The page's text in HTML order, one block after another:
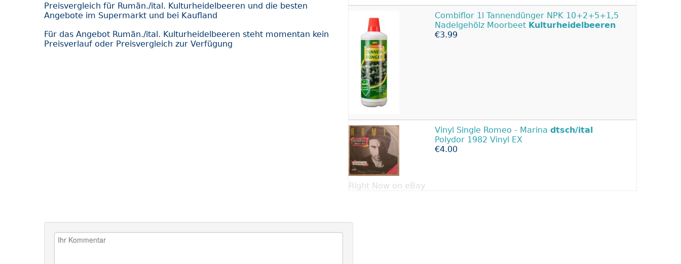
Preisvergleich für Rumän./ital. Kulturheidelbeeren und die besten
Angebote im Supermarkt und bei Kaufland
Für das Angebot Rumän./ital. Kulturheidelbeeren steht momentan kein
Preisverlauf oder Preisvergleich zur Verfügung
Combiflor 1l Tannendünger NPK 10+2+5+1,5
Nadelgehölz Moorbeet Kulturheidelbeeren
€3.99
Vinyl Single Romeo - Marina dtsch/ital
Polydor 1982 Vinyl EX
€4.00
Right Now on eBay